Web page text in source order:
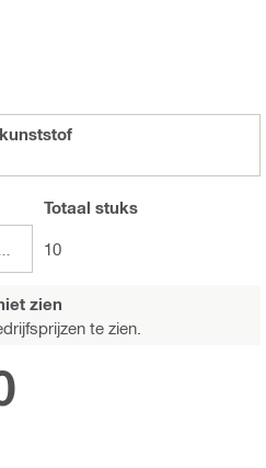
Totaal stuks
10
zien
te zien.